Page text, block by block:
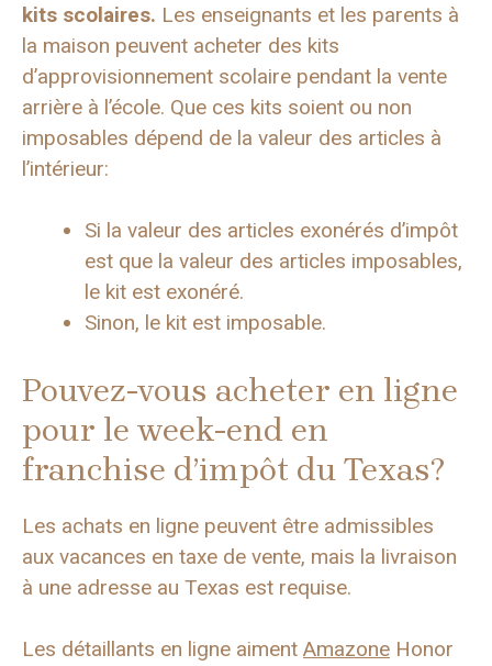
kits scolaires. Les enseignants et les parents à
la maison peuvent acheter des kits
d’approvisionnement scolaire pendant la vente
arrière à l’école. Que ces kits soient ou non
imposables dépend de la valeur des articles à
l’intérieur:
Si la valeur des articles exonérés d’impôt
est que la valeur des articles imposables,
le kit est exonéré.
Sinon, le kit est imposable.
Pouvez-vous acheter en ligne
pour le week-end en
franchise d’impôt du Texas?
Les achats en ligne peuvent être admissibles
aux vacances en taxe de vente, mais la livraison
à une adresse au Texas est requise.
Les détaillants en ligne aiment Amazone Honor